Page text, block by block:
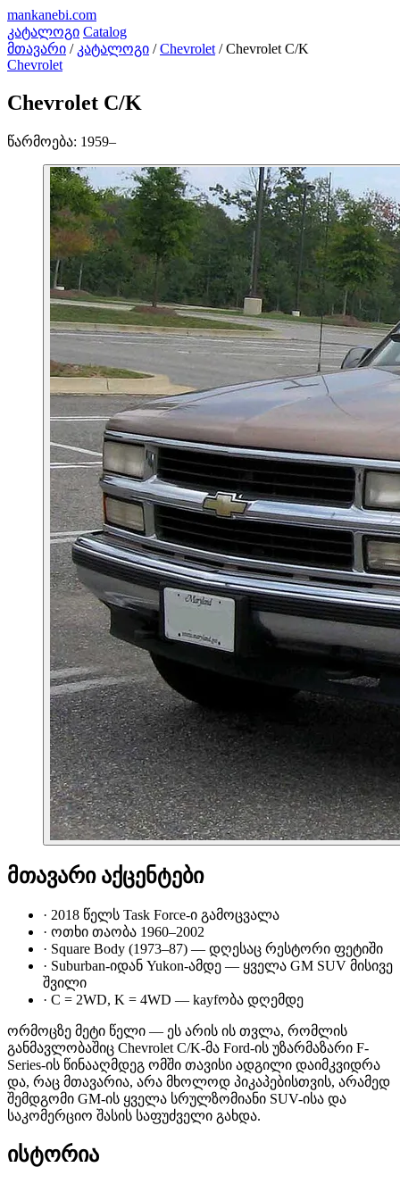
mankanebi.com
კატალოგი Catalog
მთავარი / კატალოგი / Chevrolet / Chevrolet C/K
Chevrolet
Chevrolet C/K
წარმოება: 1959–
მთავარი აქცენტები
· 2018 წელს Task Force-ი გამოცვალა
· ოთხი თაობა 1960–2002
· Square Body (1973–87) — დღესაც რესტორი ფეტიში
· Suburban-იდან Yukon-ამდე — ყველა GM SUV მისივე
შვილი
· C = 2WD, K = 4WD — kayfობა დღემდე
ორმოცზე მეტი წელი — ეს არის ის თვლა, რომლის
განმავლობაშიც Chevrolet C/K-მა Ford-ის უზარმაზარი F-
Series-ის წინააღმდეგ ომში თავისი ადგილი დაიმკვიდრა
და, რაც მთავარია, არა მხოლოდ პიკაპებისთვის, არამედ
შემდგომი GM-ის ყველა სრულზომიანი SUV-ისა და
საკომერციო შასის საფუძველი გახდა.
ისტორია